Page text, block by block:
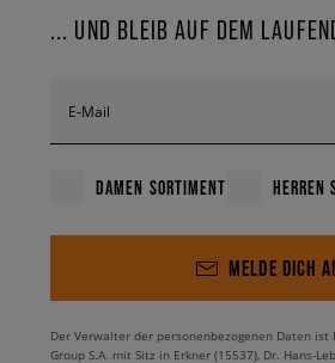
... UND BLEIB AUF DEM
E-Mail
DAMEN SORTIMENT HERREN
MELDE DICH
Der Verwalter der personenbezogenen Daten ist
Group S.A. mit Sitz in Erkner (15537), Dr. Hans-